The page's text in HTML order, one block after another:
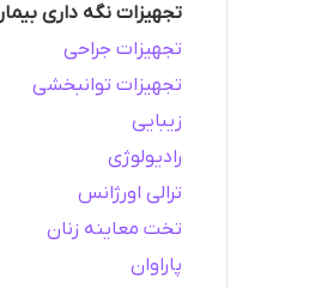
تجهیزات نگه داری بیمار
تجهیزات جراحی
تجهیزات توانبخشی
زیبایی
رادیولوژی
ترالی اورژانس
تخت معاینه زنان
پاراوان